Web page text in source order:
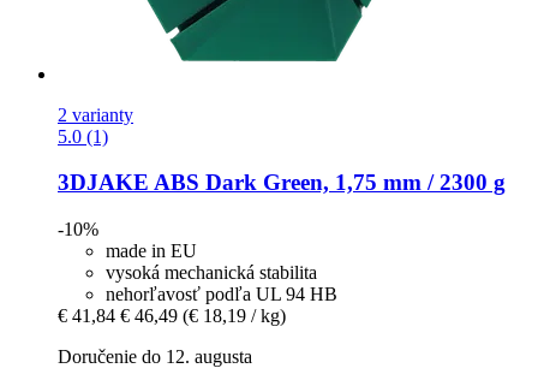
2 varianty
5.0 (1)
3DJAKE ABS Dark Green, 1,75 mm / 2300 g
-10%
made in EU
vysoká mechanická stabilita
nehorľavosť podľa UL 94 HB
€ 41,84 € 46,49 (€ 18,19 / kg)
Doručenie do 12. augusta